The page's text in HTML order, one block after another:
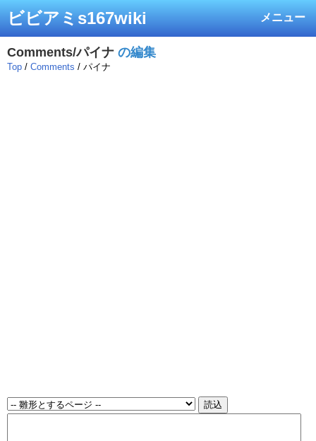
メニュー
ビビアミs167wiki
Comments/パイナ の編集
Top / Comments / パイナ